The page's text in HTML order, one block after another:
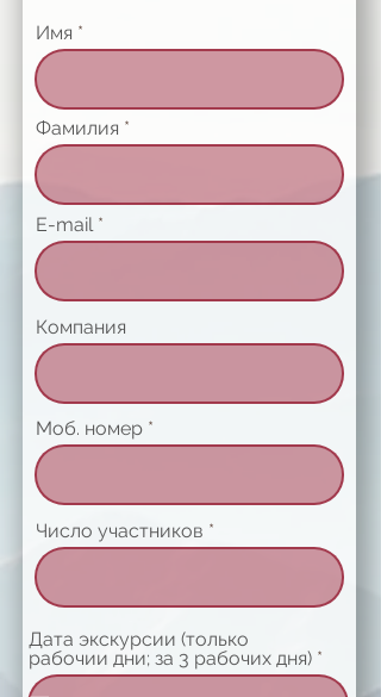
Имя
Фамилия
E-mail
Компания
Моб. номер
Число участников
Дата экскурсии (только
рабочии дни; за 3 рабочих дня) *
e